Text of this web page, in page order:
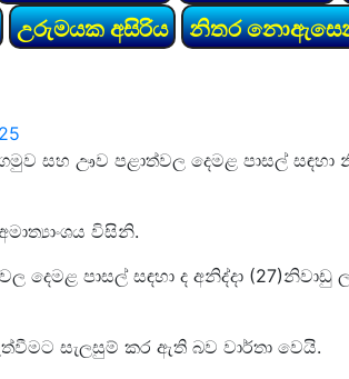
උරුමයක අසිරිය නිතර
සහ ඌව පළාත්වල දෙමළ පාසල් සඳහා
විසිනි.
පාසල් සඳහා ද අනිද්දා (27)නිවාඩු
සැලසුම් කර ඇති බව වාර්තා වෙයි.